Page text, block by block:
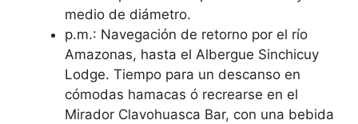
medio de diámetro.
p.m.: Navegación de retorno por el río
Amazonas, hasta el Albergue Sinchicuy
Lodge. Tiempo para un descanso en
cómodas hamacas ó recrearse en el
Mirador Clavohuasca Bar, con una bebida